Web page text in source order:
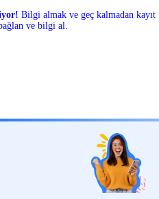
Bilgi almak ve geç kalmadan kayıt
ve bilgi al.